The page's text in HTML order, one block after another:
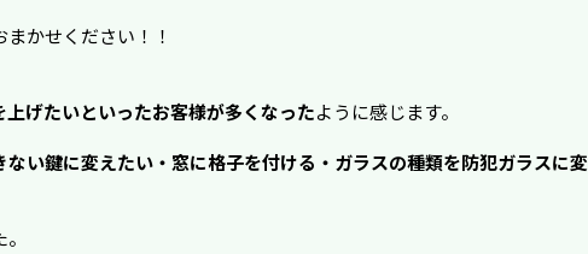
かせください！！
上げたいといったお客様が多くなったように感じます。
い鍵に変えたい・窓に格子を付ける・ガラスの種類を防犯ガラスに変